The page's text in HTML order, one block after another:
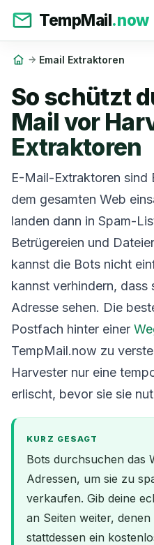
TempMail.now
Email Extraktoren
So schützt
Mail vor
Extraktoren
E-Mail-Extraktoren sind
dem gesamten Web
landen dann in Spam-
Betrügereien und
kannst die Bots nicht
kannst verhindern, dass
Adresse sehen. Die
Postfach hinter einer
TempMail.now zu
Harvester nur eine
erlischt, bevor sie sie
KURZ GESAGT
Bots durchsuchen das
Adressen, um sie zu
verkaufen. Gib deine
an Seiten weiter,
stattdessen ein